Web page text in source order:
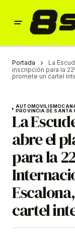
Portada
La
inscripción para la
promete un cartel
AUTOMOVILISMO
PROVINCIA DE SANTA
La
abre el
para la
cartel